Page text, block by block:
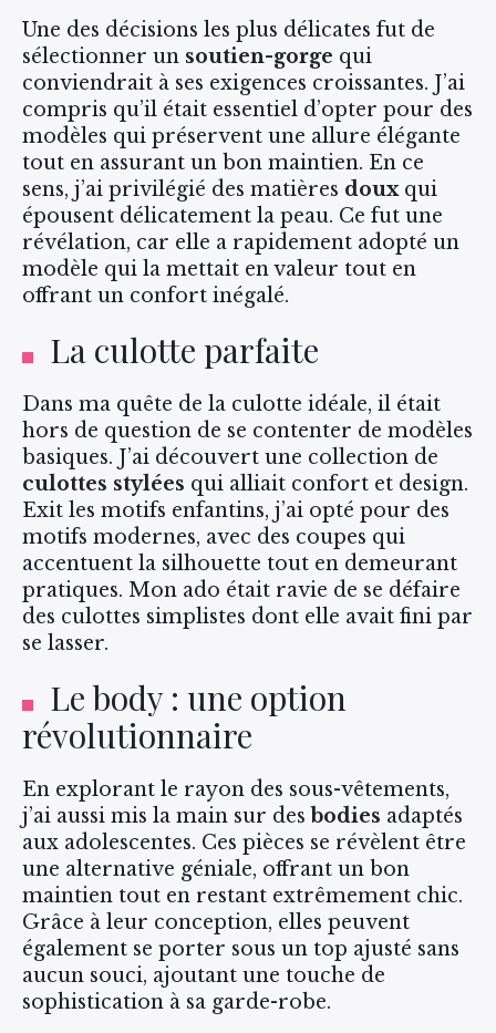
Une des décisions les plus délicates fut de
sélectionner un soutien-gorge qui
conviendrait à ses exigences croissantes. J’ai
compris qu’il était essentiel d’opter pour des
modèles qui préservent une allure élégante
tout en assurant un bon maintien. En ce
sens, j’ai privilégié des matières douxqui
épousent délicatement la peau. Ce fut une
révélation, car elle a rapidement adopté un
modèle qui la mettait en valeur tout en
offrant un confort inégalé.
La culotte parfaite
Dans ma quête de la culotte idéale, il était
hors de question de se contenter de modèles
basiques. J’ai découvert une collection de
culottes stylées qui alliait confort et design.
Exit les motifs enfantins, j’ai opté pour des
motifs modernes, avec des coupes qui
accentuent la silhouette tout en demeurant
pratiques. Mon ado était ravie de se défaire
des culottes simplistes dont elle avait fini par
se lasser.
Le body : une option
révolutionnaire
En explorant le rayon des sous-vêtements,
j’ai aussi mis la main sur des bodies adaptés
aux adolescentes. Ces pièces se révèlent être
une alternative géniale, offrant un bon
maintien tout en restant extrêmement chic.
Grâce à leur conception, elles peuvent
également se porter sous un top ajusté sans
aucun souci, ajoutant une touche de
sophistication à sa garde-robe.